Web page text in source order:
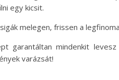
egy kicsit.
melegen, frissen a
garantáltan mindenkit
varázsát!